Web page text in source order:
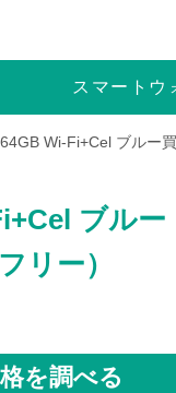
スマートウ
Wi-Fi+Cel ブルー
ブルー
リー）
を調べる